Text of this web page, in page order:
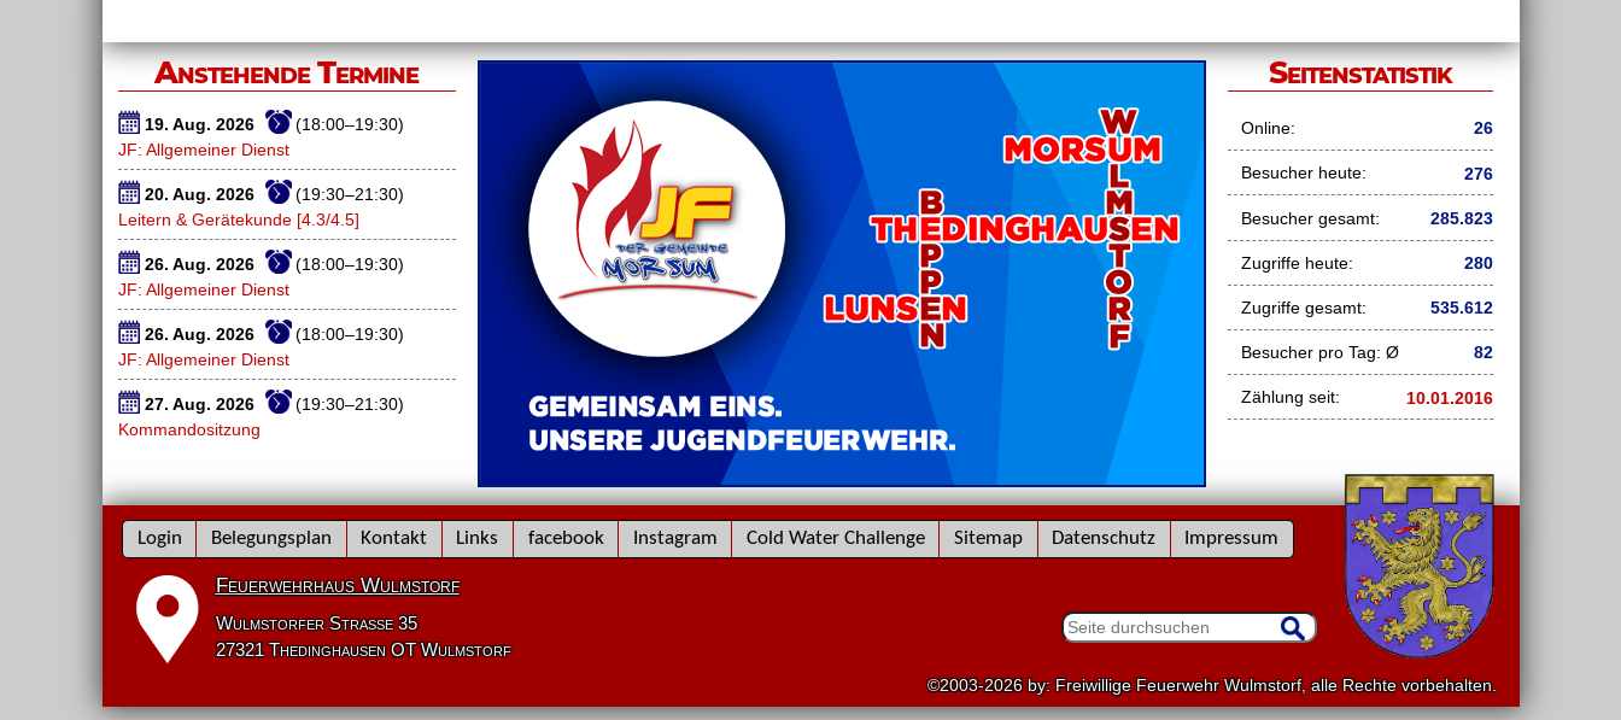
Anstehende Termine
19. Aug. 2026
(18:00–19:30)
JF: Allgemeiner Dienst
20. Aug. 2026
(19:30–21:30)
Leitern & Gerätekunde [4.3/4.5]
26. Aug. 2026
(18:00–19:30)
JF: Allgemeiner Dienst
26. Aug. 2026
(18:00–19:30)
JF: Allgemeiner Dienst
27. Aug. 2026
(19:30–21:30)
Kommandositzung
Seitenstatistik
Online: 26
Besucher heute: 276
Besucher gesamt: 285.823
Zugriffe heute: 280
Zugriffe gesamt: 535.612
Besucher pro Tag: Ø 82
Zählung seit: 10.01.2016
Navigation
überspringen
Login Belegungsplan Kontakt Links facebook Instagram Cold Water Challenge Sitemap Datenschutz Impressum
Feuerwehrhaus Wulmstorf
Wulmstorfer Straße 35
27321 Thedinghausen OT Wulmstorf
©2003-2026 by: Freiwillige Feuerwehr Wulmstorf, alle Rechte vorbehalten.